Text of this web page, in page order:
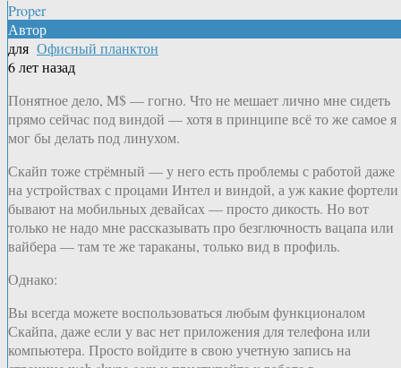
Proper
Автор
для Офисный планктон
6 лет назад
Понятное дело, M$ — гогно. Что не мешает лично мне сидеть
прямо сейчас под виндой — хотя в принципе всё то же самое я
мог бы делать под линухом.
Скайп тоже стрёмный — у него есть проблемы с работой даже
на устройствах с процами Интел и виндой, а уж какие фортели
бывают на мобильных девайсах — просто дикость. Но вот
только не надо мне рассказывать про безглючность вацапа или
вайбера — там те же тараканы, только вид в профиль.
Однако:
Вы всегда можете воспользоваться любым функционалом
Скайпа, даже если у вас нет приложения для телефона или
компьютера. Просто войдите в свою учетную запись на